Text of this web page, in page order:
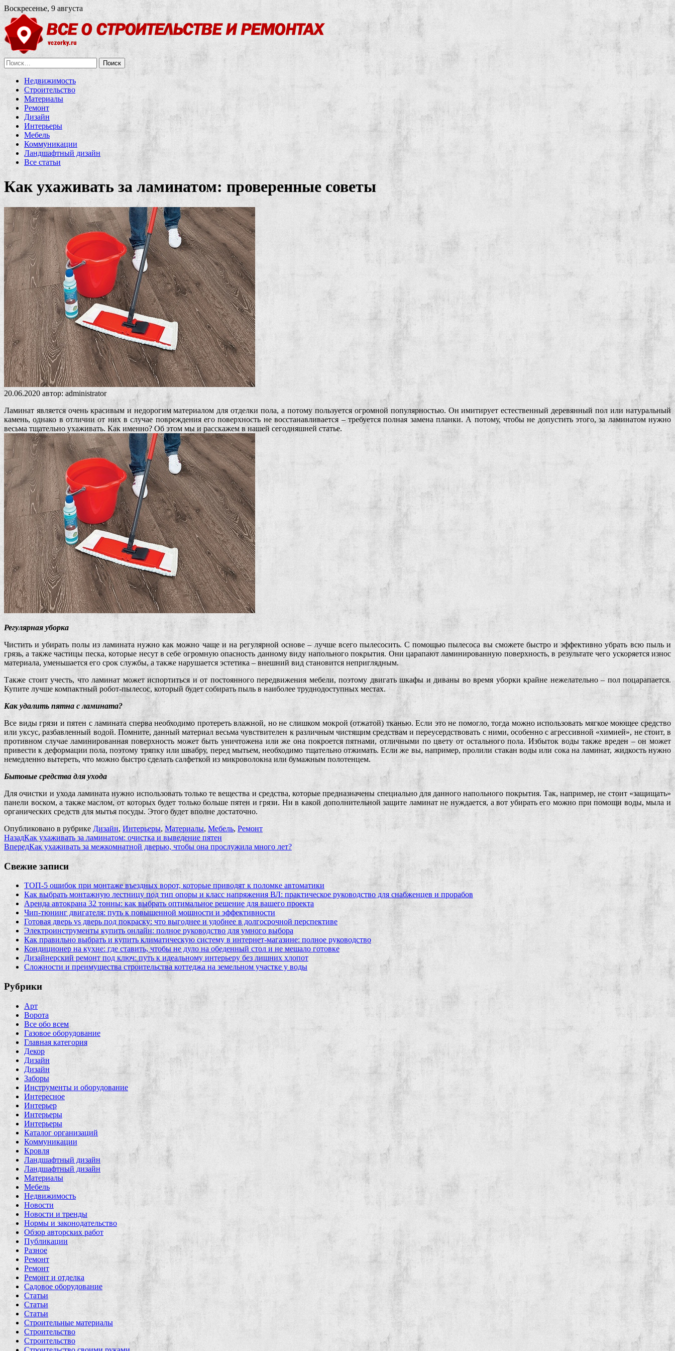
Воскресенье, 9 августа
Найти:
Недвижимость
Строительство
Материалы
Ремонт
Дизайн
Интерьеры
Мебель
Коммуникации
Ландшафтный дизайн
Все статьи
Как ухаживать за ламинатом: проверенные советы
20.06.2020 автор: administrator
Ламинат является очень красивым и недорогим материалом для отделки пола, а потому пользуется огромной популярностью. Он имитирует естественный деревянный пол или натуральный
камень, однако в отличии от них в случае повреждения его поверхность не восстанавливается – требуется полная замена планки. А потому, чтобы не допустить этого, за ламинатом нужно
весьма тщательно ухаживать. Как именно? Об этом мы и расскажем в нашей сегодняшней статье.
Регулярная уборка
Чистить и убирать полы из ламината нужно как можно чаще и на регулярной основе – лучше всего пылесосить. С помощью пылесоса вы сможете быстро и эффективно убрать всю пыль и
грязь, а также частицы песка, которые несут в себе огромную опасность данному виду напольного покрытия. Они царапают ламинированную поверхность, в результате чего ускоряется износ
материала, уменьшается его срок службы, а также нарушается эстетика – внешний вид становится неприглядным.
Также стоит учесть, что ламинат может испортиться и от постоянного передвижения мебели, поэтому двигать шкафы и диваны во время уборки крайне нежелательно – пол поцарапается.
Купите лучше компактный робот-пылесос, который будет собирать пыль в наиболее труднодоступных местах.
Как удалить пятна с ламината?
Все виды грязи и пятен с ламината сперва необходимо протереть влажной, но не слишком мокрой (отжатой) тканью. Если это не помогло, тогда можно использовать мягкое моющее средство
или уксус, разбавленный водой. Помните, данный материал весьма чувствителен к различным чистящим средствам и переусердствовать с ними, особенно с агрессивной «химией», не стоит, в
противном случае ламинированная поверхность может быть уничтожена или же она покроется пятнами, отличными по цвету от остального пола. Избыток воды также вреден – он может
привести к деформации пола, поэтому тряпку или швабру, перед мытьем, необходимо тщательно отжимать. Если же вы, например, пролили стакан воды или сока на ламинат, жидкость нужно
немедленно вытереть, что можно быстро сделать салфеткой из микроволокна или бумажным полотенцем.
Бытовые средства для ухода
Для очистки и ухода ламината нужно использовать только те вещества и средства, которые предназначены специально для данного напольного покрытия. Так, например, не стоит «защищать»
панели воском, а также маслом, от которых будет только больше пятен и грязи. Ни в какой дополнительной защите ламинат не нуждается, а вот убирать его можно при помощи воды, мыла и
органических средств для мытья посуды. Этого будет вполне достаточно.
Опубликовано в рубрике Дизайн,Интерьеры,Материалы, Мебель, Ремонт
НазадКак ухаживать за ламинатом: очистка и выведение пятен
ВпередКак ухаживать за межкомнатной дверью, чтобы она прослужила много лет?
Свежие записи
ТОП-5 ошибок при монтаже въездных ворот, которые приводят к поломке автоматики
Как выбрать монтажную лестницу под тип опоры и класс напряжения ВЛ: практическое руководство для снабженцев и прорабов
Аренда автокрана 32 тонны: как выбрать оптимальное решение для вашего проекта
Чип‑тюнинг двигателя: путь к повышенной мощности и эффективности
Готовая дверь vs дверь под покраску: что выгоднее и удобнее в долгосрочной перспективе
Электроинструменты купить онлайн: полное руководство для умного выбора
Как правильно выбрать и купить климатическую систему в интернет‑магазине: полное руководство
Кондиционер на кухне: где ставить, чтобы не дуло на обеденный стол и не мешало готовке
Дизайнерский ремонт под ключ: путь к идеальному интерьеру без лишних хлопот
Сложности и преимущества строительства коттеджа на земельном участке у воды
Рубрики
Арт
Ворота
Все обо всем
Газовое оборудование
Главная категория
Декор
Дизайн
Дизайн
Заборы
Инструменты и оборудование
Интересное
Интерьер
Интерьеры
Интерьеры
Каталог организаций
Коммуникации
Кровля
Ландшафтный дизайн
Ландшафтный дизайн
Материалы
Мебель
Недвижимость
Новости
Новости и тренды
Нормы и законодательство
Обзор авторских работ
Публикации
Разное
Ремонт
Ремонт
Ремонт и отделка
Садовое оборудование
Статьи
Статьи
Статьи
Строительные материалы
Строительство
Строительство